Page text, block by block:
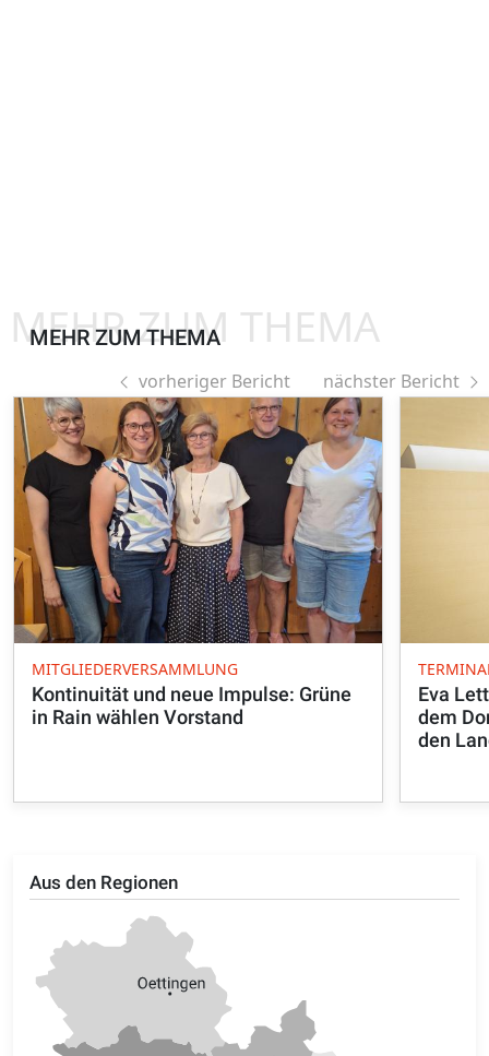
Aus den Regionen
MEHR ZUM THEMA
MEHR ZUM THEMA
vorheriger Bericht nächster Bericht
MITGLIEDERVERSAMMLUNG
Kontinuität und neue Impulse: Grüne
in Rain wählen Vorstand
Eva
dem
den